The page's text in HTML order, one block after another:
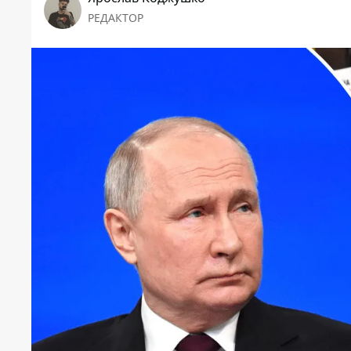
РЕДАКТОР